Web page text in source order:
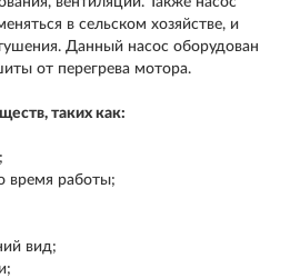
в сельском хозяйстве, и
Данный насос оборудован
от перегрева мотора.
таких как:
время работы;
вид;